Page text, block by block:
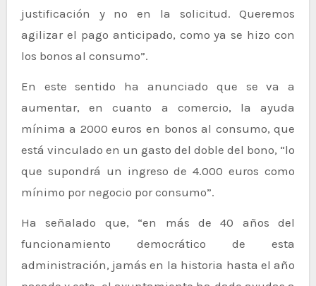
justificación y no en la solicitud. Queremos
agilizar el pago anticipado, como ya se hizo con
los bonos al consumo”.
En este sentido ha anunciado que se va a
aumentar, en cuanto a comercio, la ayuda
mínima a 2000 euros en bonos al consumo, que
está vinculado en un gasto del doble del bono, “lo
que supondrá un ingreso de 4.000 euros como
mínimo por negocio por consumo”.
Ha señalado que, “en más de 40 años del
funcionamiento democrático de esta
administración, jamás en la historia hasta el año